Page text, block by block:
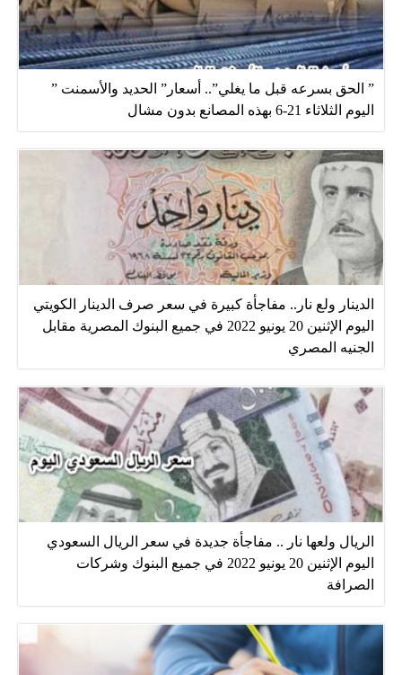
” الحق بسرعه قبل ما يغلي”.. أسعار” الحديد والأسمنت ”
اليوم الثلاثاء 21-6 بهذه المصانع بدون مشال
الدينار ولع نار.. مفاجأة كبيرة في سعر صرف الدينار الكويتي
اليوم الإثنين 20 يونيو 2022 في جميع البنوك المصرية مقابل
الجنيه المصري
الريال ولعها نار .. مفاجأة جديدة في سعر الريال السعودي
اليوم الإثنين 20 يونيو 2022 في جميع البنوك وشركات
الصرافة